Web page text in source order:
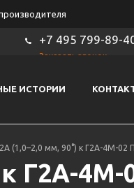
+7 495 799-89-
Заказать звонок
ИСТОРИИ
(1,0–2,0 мм, 90°) к Г2А-4М-02
Г2А-4М-